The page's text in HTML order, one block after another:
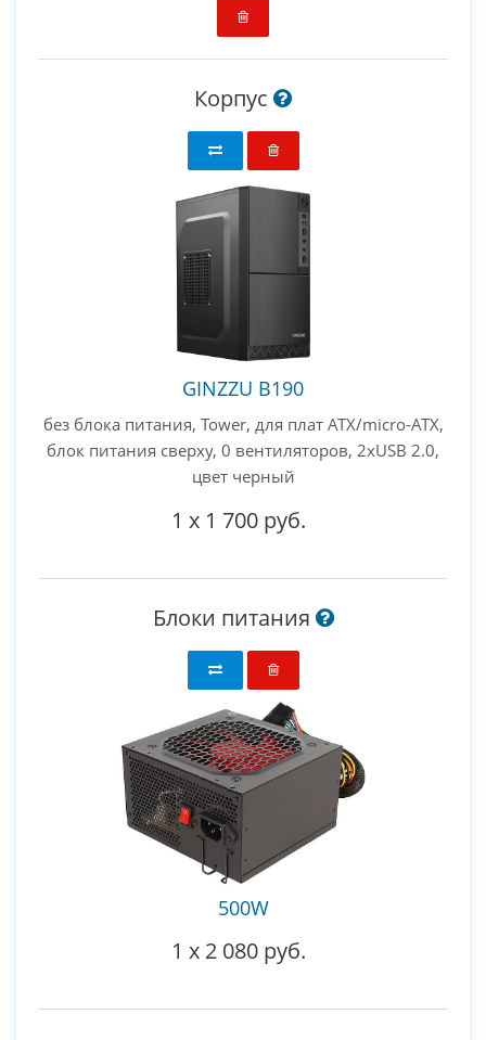
Корпус
GINZZU B190
без блока питания, Tower, для плат ATX/micro-ATX,
блок питания сверху, 0 вентиляторов, 2xUSB 2.0,
цвет черный
1 x 1 700 руб.
Блоки питания
500W
1 x 2 080 руб.